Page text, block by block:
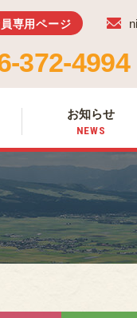
専用ページ
372-4994
お知らせ
NEWS